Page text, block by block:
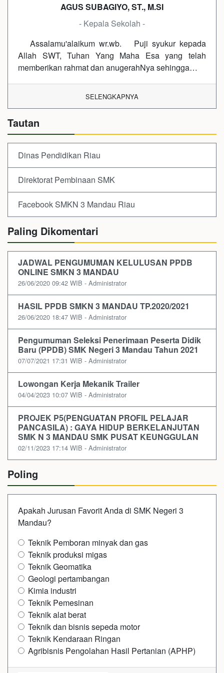
AGUS SUBAGIYO, ST., M.SI
- Kepala Sekolah -
Assalamu'alaikum wr.wb. Puji syukur kepada
Allah SWT, Tuhan Yang Maha Esa yang telah
memberikan rahmat dan anugerahNya sehingga…
SELENGKAPNYA
Tautan
Dinas Pendidikan Riau
Direktorat Pembinaan SMK
Facebook SMKN 3 Mandau Riau
Paling Dikomentari
JADWAL PENGUMUMAN KELULUSAN PPDB
ONLINE SMKN 3 MANDAU
26/06/2020 09:42 WIB - Administrator
HASIL PPDB SMKN 3 MANDAU TP.2020/2021
26/06/2020 18:47 WIB - Administrator
Pengumuman Seleksi Penerimaan Peserta Didik
Baru (PPDB) SMK Negeri 3 Mandau Tahun 2021
07/07/2021 17:31 WIB - Administrator
Lowongan Kerja Mekanik Trailer
04/04/2023 10:07 WIB - Administrator
PROJEK P5(PENGUATAN PROFIL PELAJAR
PANCASILA) : GAYA HIDUP BERKELANJUTAN
SMK N 3 MANDAU SMK PUSAT KEUNGGULAN
02/11/2023 17:14 WIB - Administrator
Poling
Apakah Jurusan Favorit Anda di SMK Negeri 3
Mandau?
Teknik Pemboran minyak dan gas
Teknik produksi migas
Teknik Geomatika
Geologi pertambangan
Kimia industri
Teknik Pemesinan
Teknik alat berat
Teknik dan bisnis sepeda motor
Teknik Kendaraan Ringan
Agribisnis Pengolahan Hasil Pertanian (APHP)